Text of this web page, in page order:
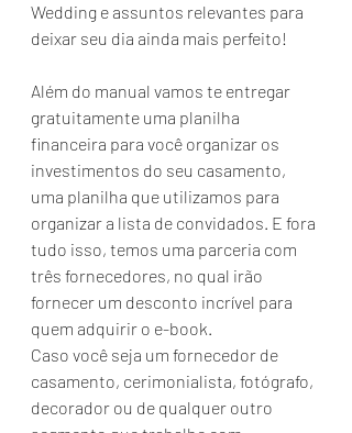
Wedding e assuntos relevantes para
deixar seu dia ainda mais perfeito!
Além do manual vamos te entregar
gratuitamente uma planilha
financeira para você organizar os
investimentos do seu casamento,
uma planilha que utilizamos para
organizar a lista de convidados. E fora
tudo isso, temos uma parceria com
três fornecedores, no qual irão
fornecer um desconto incrível para
quem adquirir o e-book.
Caso você seja um fornecedor de
casamento, cerimonialista, fotógrafo,
decorador ou de qualquer outro